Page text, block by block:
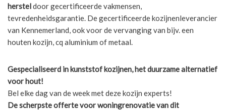
hersteldoor gecertificeerde vakmensen,
tevredenheidsgarantie. De gecertificeerde kozijnenleverancier
van Kennemerland, ook voor de vervanging van bijv. een
houten kozijn, cq aluminium of metaal.
Gespecialiseerd in kunststof kozijnen, het duurzame alternatief
voor hout!
Bel elke dag van de week met deze kozijn experts!
De scherpsteofferte voor woningrenovatie van dit